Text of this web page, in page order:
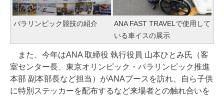
パラリンピック競技の紹介
ANA FAST TRAVELで使用して
いる車イスの展示
また、今年はANA 取締役 執行役員 山本ひとみ氏（客
室センター長、東京オリンピック・パラリンピック推進
本部 副本部長など担当）がANAブースを訪れ、自ら子供
に特別ステッカーを配布するなど来場者との触れ合いを